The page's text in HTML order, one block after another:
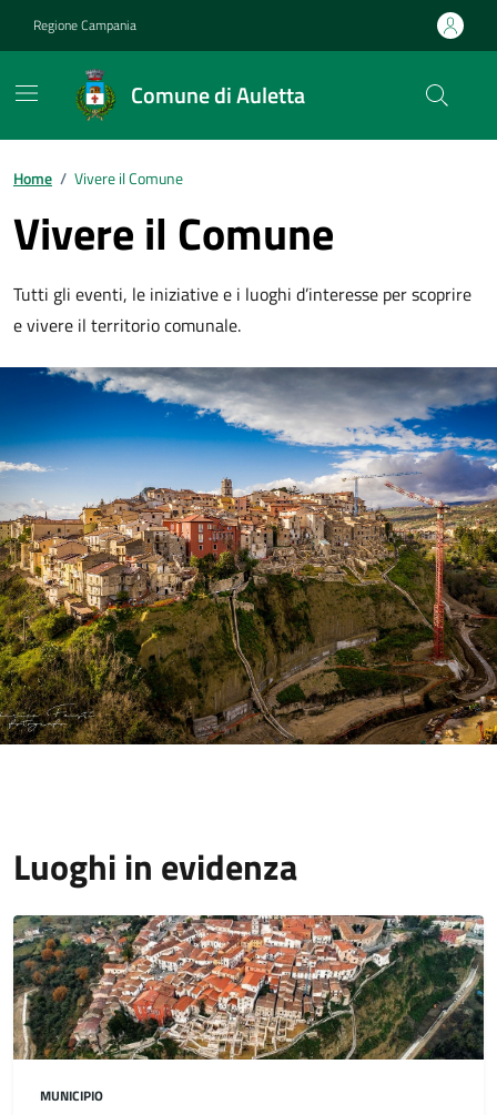
Regione Campania
Comune di Auletta
Home / Vivere il Comune
Vivere il Comune
Tutti gli eventi, le iniziative e i luoghi d’interesse per scoprire
e vivere il territorio comunale.
Luoghi in evidenza
MUNICIPIO